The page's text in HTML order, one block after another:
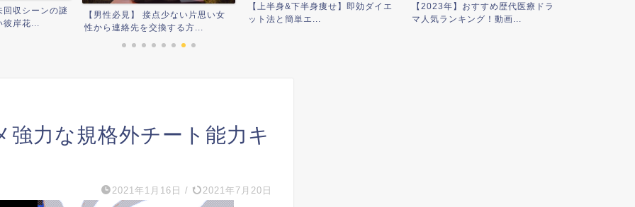
収シーンの謎
彼岸花...
【男性必見】 接点少ない片思い女
性から連絡先を交換する方...
【上半身&下半身痩せ】即効ダイエ
ット法と簡単エ...
【2023年】おすすめ歴代医療ドラ
マ人気ランキング！動画...
強力な規格外チート能力キ
2021年1月16日 / 2021年7月20日